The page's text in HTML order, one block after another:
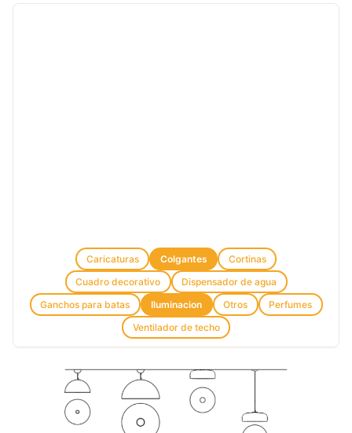
Caricaturas Colgantes
Cortinas
Cuadro decorativo
Dispensador de agua
Ganchos para batas
Iluminacion Otros
Perfumes
Ventilador de techo